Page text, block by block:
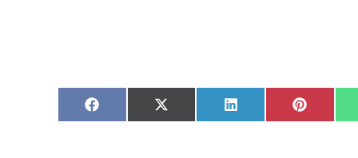
Share
on
Share
on
Share
on
Share
on